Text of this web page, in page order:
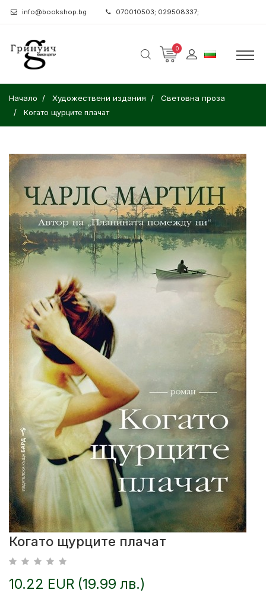
info@bookshop.bg 070010503; 029508337;
0
Начало Художествени издания Световна проза
Когато щурците плачат
Когато щурците плачат
10.22 EUR (19.99 лв.)